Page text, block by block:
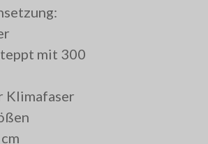
mit 300
Klimafaser